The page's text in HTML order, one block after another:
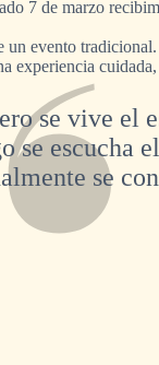
7 de marzo
un evento tradicional.
experiencia cuidada,
se vive el
se escucha
se